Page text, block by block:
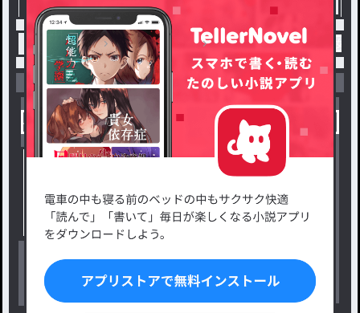
トップ ファンタジー 崖っぷち探偵と謎の少女と
小説を探す
新着小説一覧
小説コンテスト応募・公募
出版・メディアミックス作品
ジャンルから探す
恋愛・ロマンス
ファンタジー・異世界・SF
ホラー・ミステリー
コメディ